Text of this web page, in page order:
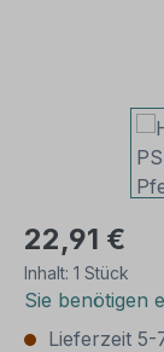
22,91 €
Inhalt: 1 Stück
Sie benötigen
Lieferzeit 5-